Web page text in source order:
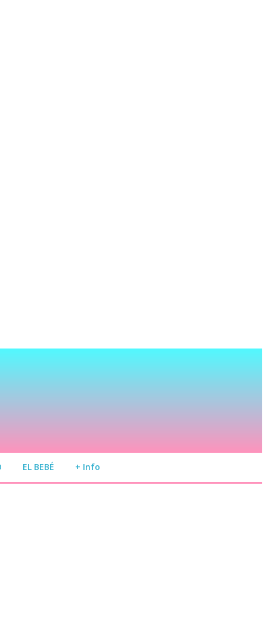
EL BEBÉ + Info